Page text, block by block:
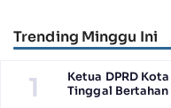
Trending Minggu Ini
1
Ketua DPRD
Tinggal Bertahan